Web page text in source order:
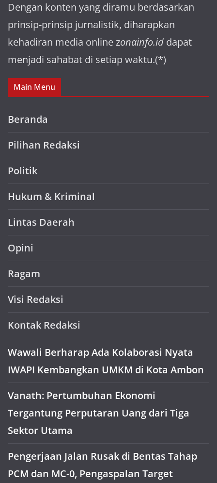
Dengan konten yang diramu berdasarkan
prinsip-prinsip jurnalistik, diharapkan
kehadiran media online zonainfo.id dapat
menjadi sahabat di setiap waktu.(*)
Main Menu
Beranda
Pilihan Redaksi
Politik
Hukum & Kriminal
Lintas Daerah
Opini
Ragam
Visi Redaksi
Kontak Redaksi
Wawali Berharap Ada Kolaborasi Nyata
IWAPI Kembangkan UMKM di Kota Ambon
Vanath: Pertumbuhan Ekonomi
Tergantung Perputaran Uang dari Tiga
Sektor Utama
Pengerjaan Jalan Rusak di Bentas Tahap
PCM dan MC-0, Pengaspalan Target